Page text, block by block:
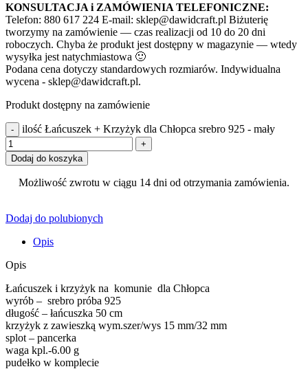
KONSULTACJA i ZAMÓWIENIA TELEFONICZNE:
Telefon: 880 617 224 E-mail: sklep@dawidcraft.pl Biżuterię
tworzymy na zamówienie — czas realizacji od 10 do 20 dni
roboczych. Chyba że produkt jest dostępny w magazynie — wtedy
wysyłka jest natychmiastowa 🙂
Podana cena dotyczy standardowych rozmiarów. Indywidualna
wycena - sklep@dawidcraft.pl.
Produkt dostępny na zamówienie
ilość Łańcuszek + Krzyżyk dla Chłopca srebro 925 - mały
Dodaj do koszyka
Możliwość zwrotu w ciągu 14 dni od otrzymania zamówienia.
Dodaj do polubionych
Opis
Opis
Łańcuszek i krzyżyk na komunie dla Chłopca
wyrób – srebro próba 925
długość – łańcuszka 50 cm
krzyżyk z zawieszką wym.szer/wys 15 mm/32 mm
splot – pancerka
waga kpl.-6.00 g
pudełko w komplecie